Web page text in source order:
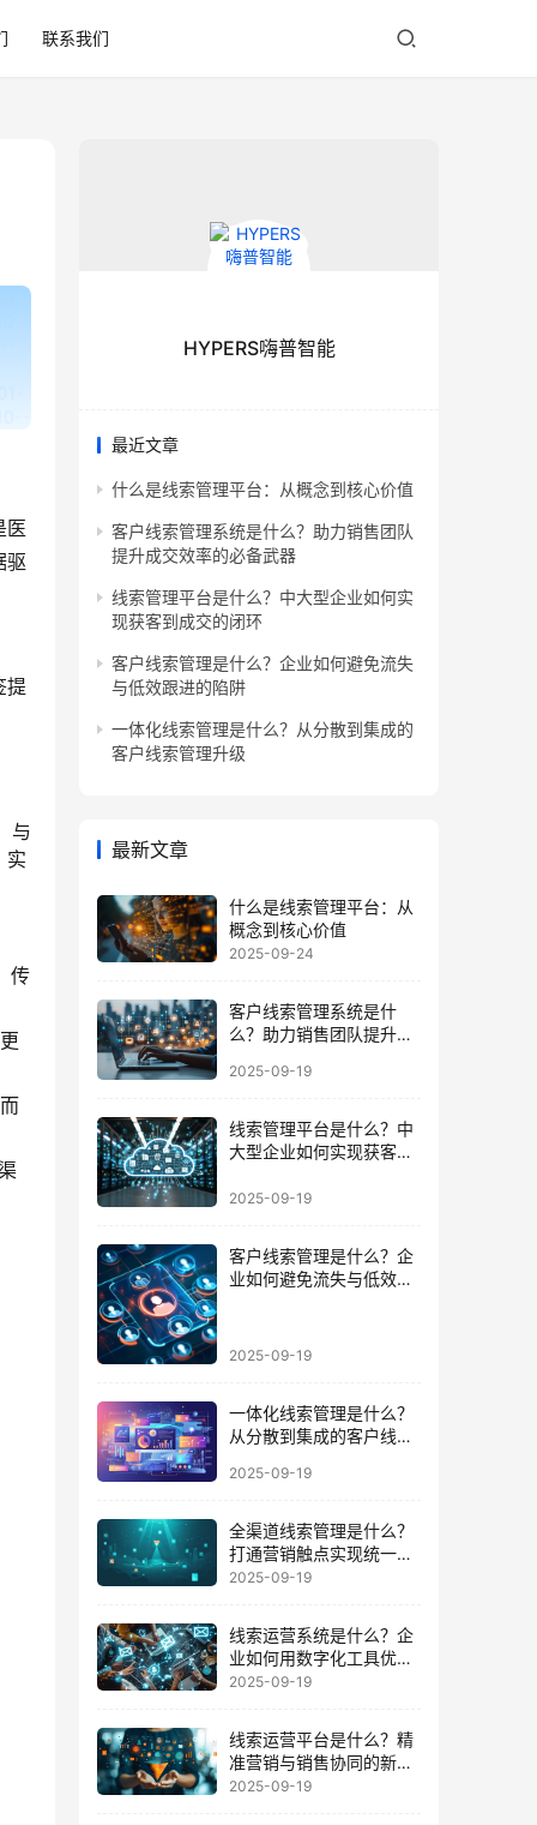
联系我们
医
驱
提
与
实
传
HYPERS嗨普智能
最近文章
什么是线索管理平台：从概念到核心价值
客户线索管理系统是什么？助力销售团队
提升成交效率的必备武器
线索管理平台是什么？中大型企业如何实
现获客到成交的闭环
客户线索管理是什么？企业如何避免流失
与低效跟进的陷阱
一体化线索管理是什么？从分散到集成的
客户线索管理升级
最新文章
什么是线索管理平台：从
概念到核心价值
2025-09-24
客户线索管理系统是什
么？助力销售团队提升成
2025-09-19
线索管理平台是什么？中
大型企业如何实现获客到
2025-09-19
客户线索管理是什么？企
业如何避免流失与低效跟
2025-09-19
一体化线索管理是什么？
从分散到集成的客户线索
2025-09-19
全渠道线索管理是什么？
打通营销触点实现统一数
据运营的路径
2025-09-19
线索运营系统是什么？企
业如何用数字化工具优化
客户全周期
2025-09-19
线索运营平台是什么？精
准营销与销售协同的新增
长引擎
2025-09-19